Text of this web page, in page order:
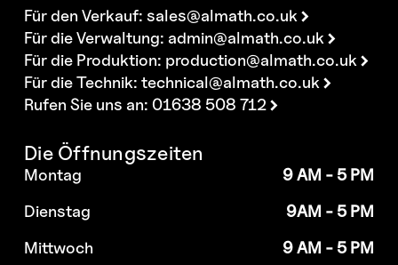
Für den Verkauf:sales@almath.co.uk
Für die Verwaltung: admin@almath.co.uk
Für die Produktion: production@almath.co.uk
Für die Technik:technical@almath.co.uk
Rufen Sie uns an: 01638 508 712
Die Öffnungszeiten
Montag
9 AM - 5 PM
Dienstag
9AM - 5 PM
Mittwoch
9 AM - 5 PM